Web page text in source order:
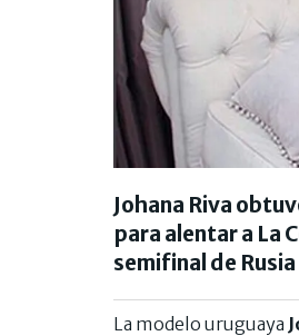
Johana Riva
para alentar a La
semifinal de Rusia
La modelo uruguaya